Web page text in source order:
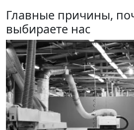
Главные причины,
выбираете нас